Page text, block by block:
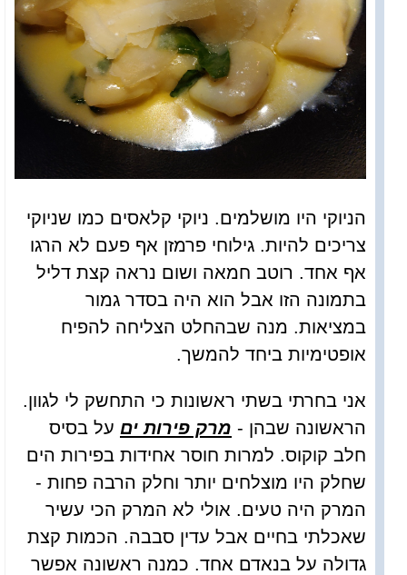
הניוקי היו מושלמים. ניוקי קלאסים כמו שניוקי
צריכים להיות. גילוחי פרמזן אף פעם לא הרגו
אף אחד. רוטב חמאה ושום נראה קצת דליל
בתמונה הזו אבל הוא היה בסדר גמור
במציאות. מנה שבהחלט הצליחה להפיח
אופטימיות ביחד להמשך.
אני בחרתי בשתי ראשונות כי התחשק לי לגוון.
הראשונה שבהן - מרק פירות ים על בסיס
חלב קוקוס. למרות חוסר אחידות בפירות הים
שחלק היו מוצלחים יותר וחלק הרבה פחות -
המרק היה טעים. אולי לא המרק הכי עשיר
שאכלתי בחיים אבל עדין סבבה. הכמות קצת
גדולה על בנאדם אחד. כמנה ראשונה אפשר